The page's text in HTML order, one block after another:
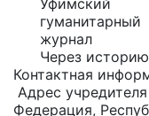
Уфимский
гуманитарный
журнал
Через
Контактная
Адрес
Федерация,